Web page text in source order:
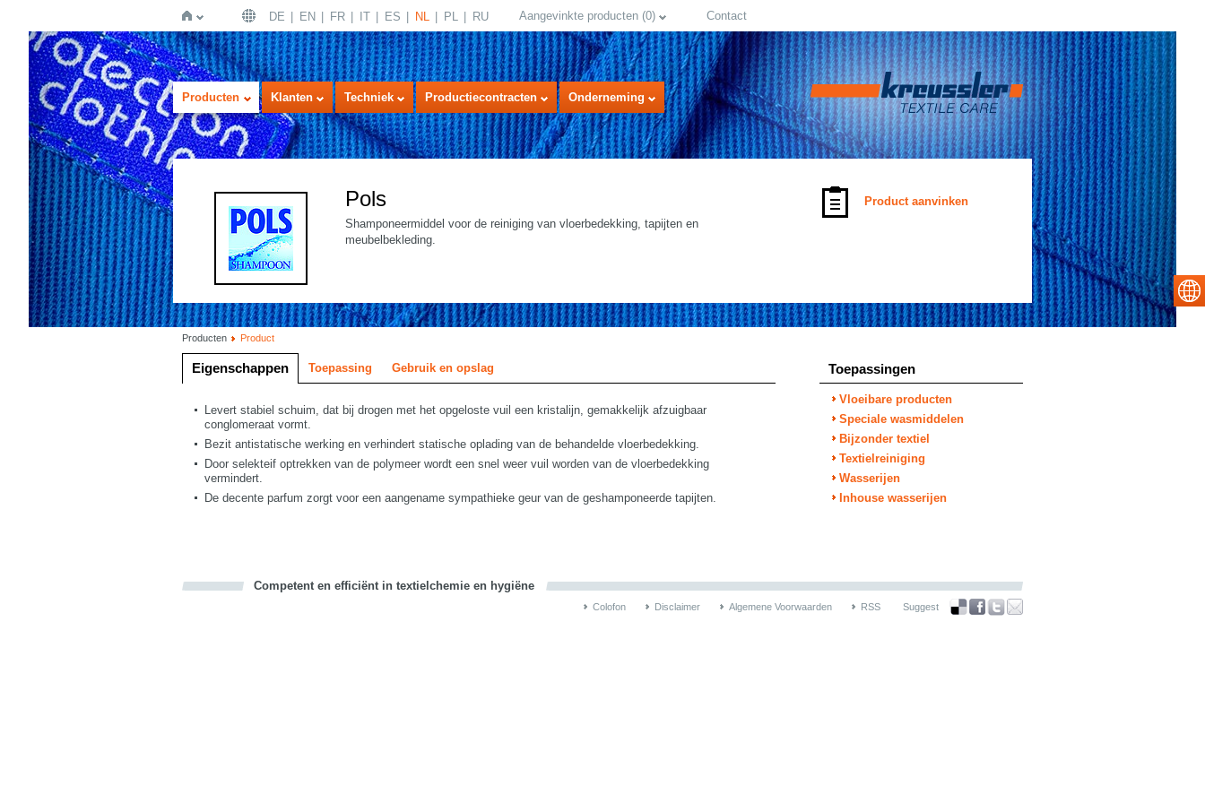
Home
DE EN FR IT ES NL PL RU Aangevinkte producten (0) Contact
Producten Klanten Techniek Productiecontracten Onderneming
Pols
Shamponeermiddel voor de reiniging van vloerbedekking, tapijten en
meubelbekleding.
Product aanvinken
Producten Product
Eigenschappen Toepassing Gebruik en opslag
Levert stabiel schuim, dat bij drogen met het opgeloste vuil een kristalijn, gemakkelijk afzuigbaar
conglomeraat vormt.
Bezit antistatische werking en verhindert statische oplading van de behandelde vloerbedekking.
Door selekteif optrekken van de polymeer wordt een snel weer vuil worden van de vloerbedekking
vermindert.
De decente parfum zorgt voor een aangename sympathieke geur van de geshamponeerde tapijten.
Toepassingen
Vloeibare producten
Speciale wasmiddelen
Bijzonder textiel
Textielreiniging
Wasserijen
Inhouse wasserijen
Competent en efficiënt in textielchemie en hygiëne
Colofon Disclaimer Algemene Voorwaarden RSS Suggest